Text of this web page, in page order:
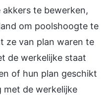
te bewerken,
om poolshoogte te
ze van plan waren te
de werkelijke staat
of hun plan geschikt
met de werkelijke